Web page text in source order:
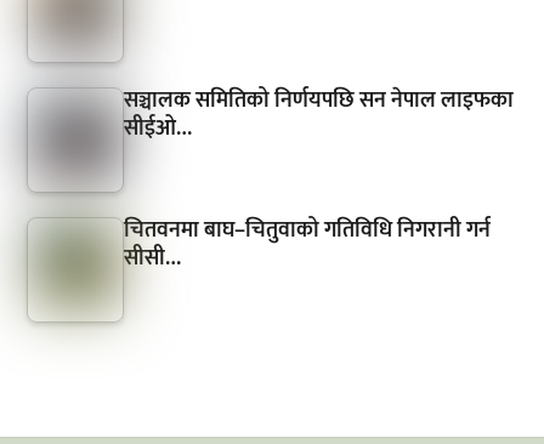
सञ्चालक समितिको निर्णयपछि सन नेपाल लाइफका
सीईओ…
चितवनमा बाघ–चितुवाको गतिविधि निगरानी गर्न
सीसी…